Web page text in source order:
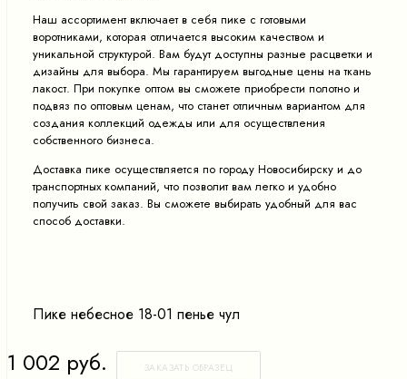
Наш ассортимент включает в себя пике с готовыми
воротниками, которая отличается высоким качеством и
уникальной структурой. Вам будут доступны разные расцветки и
дизайны для выбора. Мы гарантируем выгодные цены на ткань
лакост. При покупке оптом вы сможете приобрести полотно и
подвяз по оптовым ценам, что станет отличным вариантом для
создания коллекций одежды или для осуществления
собственного бизнеса.
Доставка пике осуществляется по городу Новосибирску и до
транспортных компаний, что позволит вам легко и удобно
получить свой заказ. Вы сможете выбирать удобный для вас
способ доставки.
Пике небесное 18-01 пенье чул
1 002 руб. ЗАКАЗАТЬ ОБРАЗЕЦ